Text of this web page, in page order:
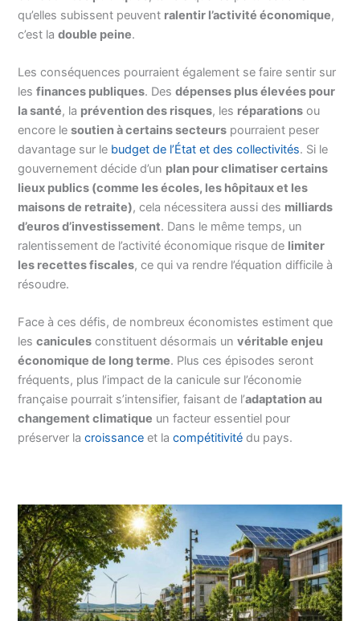
qu’elles subissent peuvent ralentir l’activité économique,
c’est ladouble peine.
Les conséquences pourraient également se faire sentir sur
lesfinances publiques. Desdépenses plus élevées pour
la santé, la prévention des risques, les réparations ou
encore lesoutien à certains secteurs pourraient peser
davantage sur le budget de l’État et des collectivités. Si le
gouvernement décide d’un plan pour climatiser certains
lieux publics (comme les écoles, les hôpitaux et les
maisons de retraite), cela nécessitera aussi des milliards
d’euros d’investissement. Dans le même temps, un
ralentissement de l’activité économique risque de limiter
les recettes fiscales, ce qui va rendre l’équation difficile à
résoudre.
Face à ces défis, de nombreux économistes estiment que
lescanicules constituent désormais unvéritable enjeu
économique de long terme. Plus ces épisodes seront
fréquents, plus l’impact de la canicule sur l’économie
française pourrait s’intensifier, faisant de l’adaptation au
changement climatique un facteur essentiel pour
préserver lacroissance et lacompétitivité du pays.